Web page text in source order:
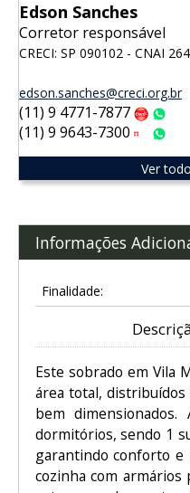
Edson Sanches
Corretor responsável
CRECI: SP 090102 - CNAI
edson.sanches@creci.org.br
(11) 9 4771-7877 Claro
(11) 9 9643-7300 Tim
Ver
Informações
Finalidade:
Este sobrado em Vila
área total,
bem
dormitórios, sendo 1
garantindo conforto e
cozinha com armários